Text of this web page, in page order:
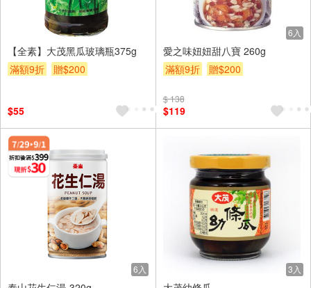
【全素】大茂黑瓜玻璃瓶375g
滿額9折
贈$200
$55
6入
愛之味妞妞甜八寶 260g
滿額9折
贈$200
$ 138
$119
6入 3入